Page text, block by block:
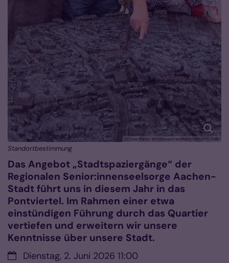
© Foto: Peter Weidemann in pfarrbriefservice.de
Standortbestimmung
Das Angebot „Stadtspaziergänge“ der
Regionalen Senior:innenseelsorge Aachen-
Stadt führt uns in diesem Jahr in das
Pontviertel. Im Rahmen einer etwa
einstündigen Führung durch das Quartier
vertiefen und erweitern wir unsere
Kenntnisse über unsere Stadt.
Datum:Dienstag, 2. Juni 2026 11:00